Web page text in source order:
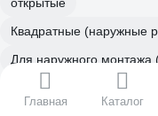
Главная Каталог
Для наружного монтажа
IP 20 (монтажные